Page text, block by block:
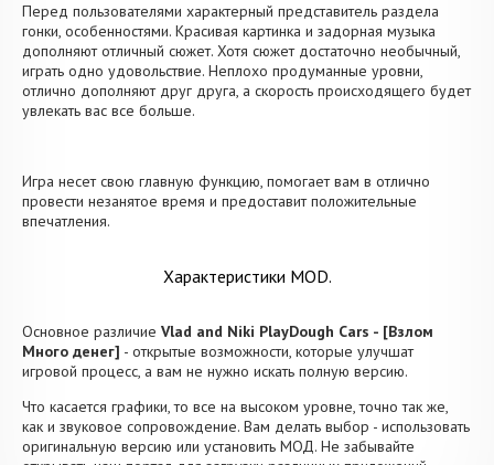
Перед пользователями характерный представитель раздела
гонки, особенностями. Красивая картинка и задорная музыка
дополняют отличный сюжет. Хотя сюжет достаточно необычный,
играть одно удовольствие. Неплохо продуманные уровни,
отлично дополняют друг друга, а скорость происходящего будет
увлекать вас все больше.
Игра несет свою главную функцию, помогает вам в отлично
провести незанятое время и предоставит положительные
впечатления.
Характеристики MOD.
Основное различие Vlad and Niki PlayDough Cars - [Взлом
Много денег] - открытые возможности, которые улучшат
игровой процесс, а вам не нужно искать полную версию.
Что касается графики, то все на высоком уровне, точно так же,
как и звуковое сопровождение. Вам делать выбор - использовать
оригинальную версию или установить МОД. Не забывайте